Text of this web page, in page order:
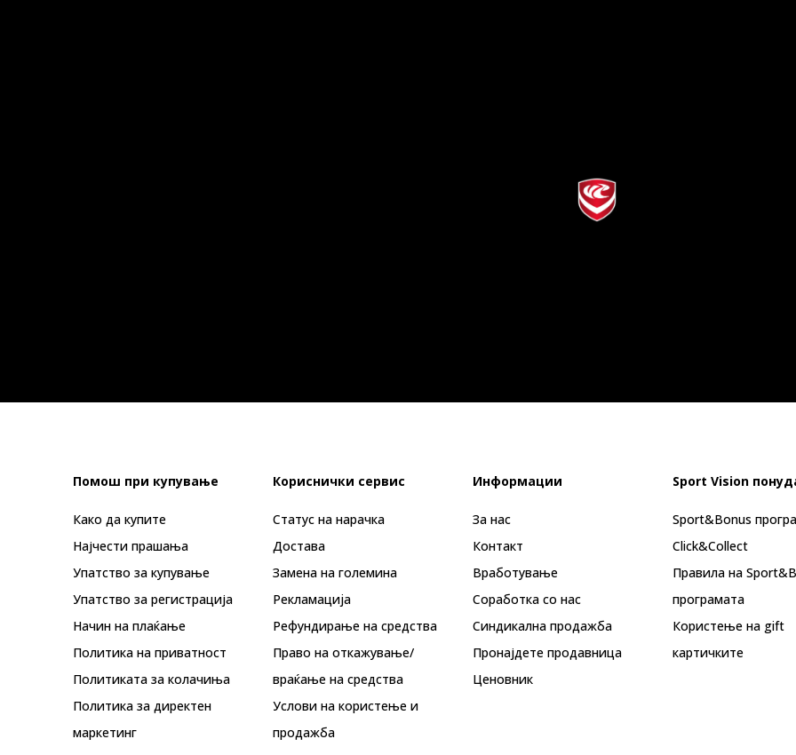
Помош при купување
Како да купите
Најчести прашања
Упатство за купување
Упатство за регистрација
Начин на плаќање
Политика на приватност
Политиката за колачиња
Политика за директен
маркетинг
Кориснички сервис
Статус на нарачка
Достава
Замена на големина
Рекламациja
Рефундирање на средства
Право на откажување/
враќање на средства
Услови на користење и
продажба
Информации
За нас
Контакт
Вработување
Соработка со нас
Синдикална продажба
Пронајдете продавница
Ценовник
Sport Vision
Sport&Bonus
Click&Collect
Правила на
програмата
Користење на gift
картичките